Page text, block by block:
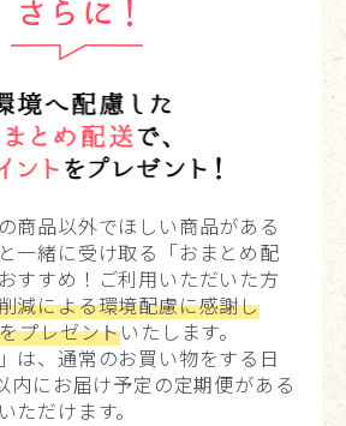
商品以外でほしい商品がある
一緒に受け取る「おまとめ配
すすめ！ご利用いただいた方
減による環境配慮に感謝し
プレゼントいたします。
は、通常のお買い物をする日
内にお届け予定の定期便がある
ただけます。